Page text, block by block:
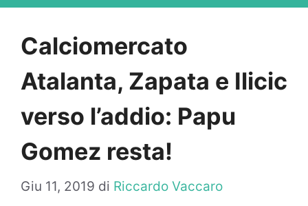
Calciomercato
Atalanta, Zapata e Ilicic
verso l’addio: Papu
Gomez resta!
Giu 11, 2019 di Riccardo Vaccaro